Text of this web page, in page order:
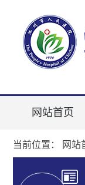
网站首页
当前位置： 网站